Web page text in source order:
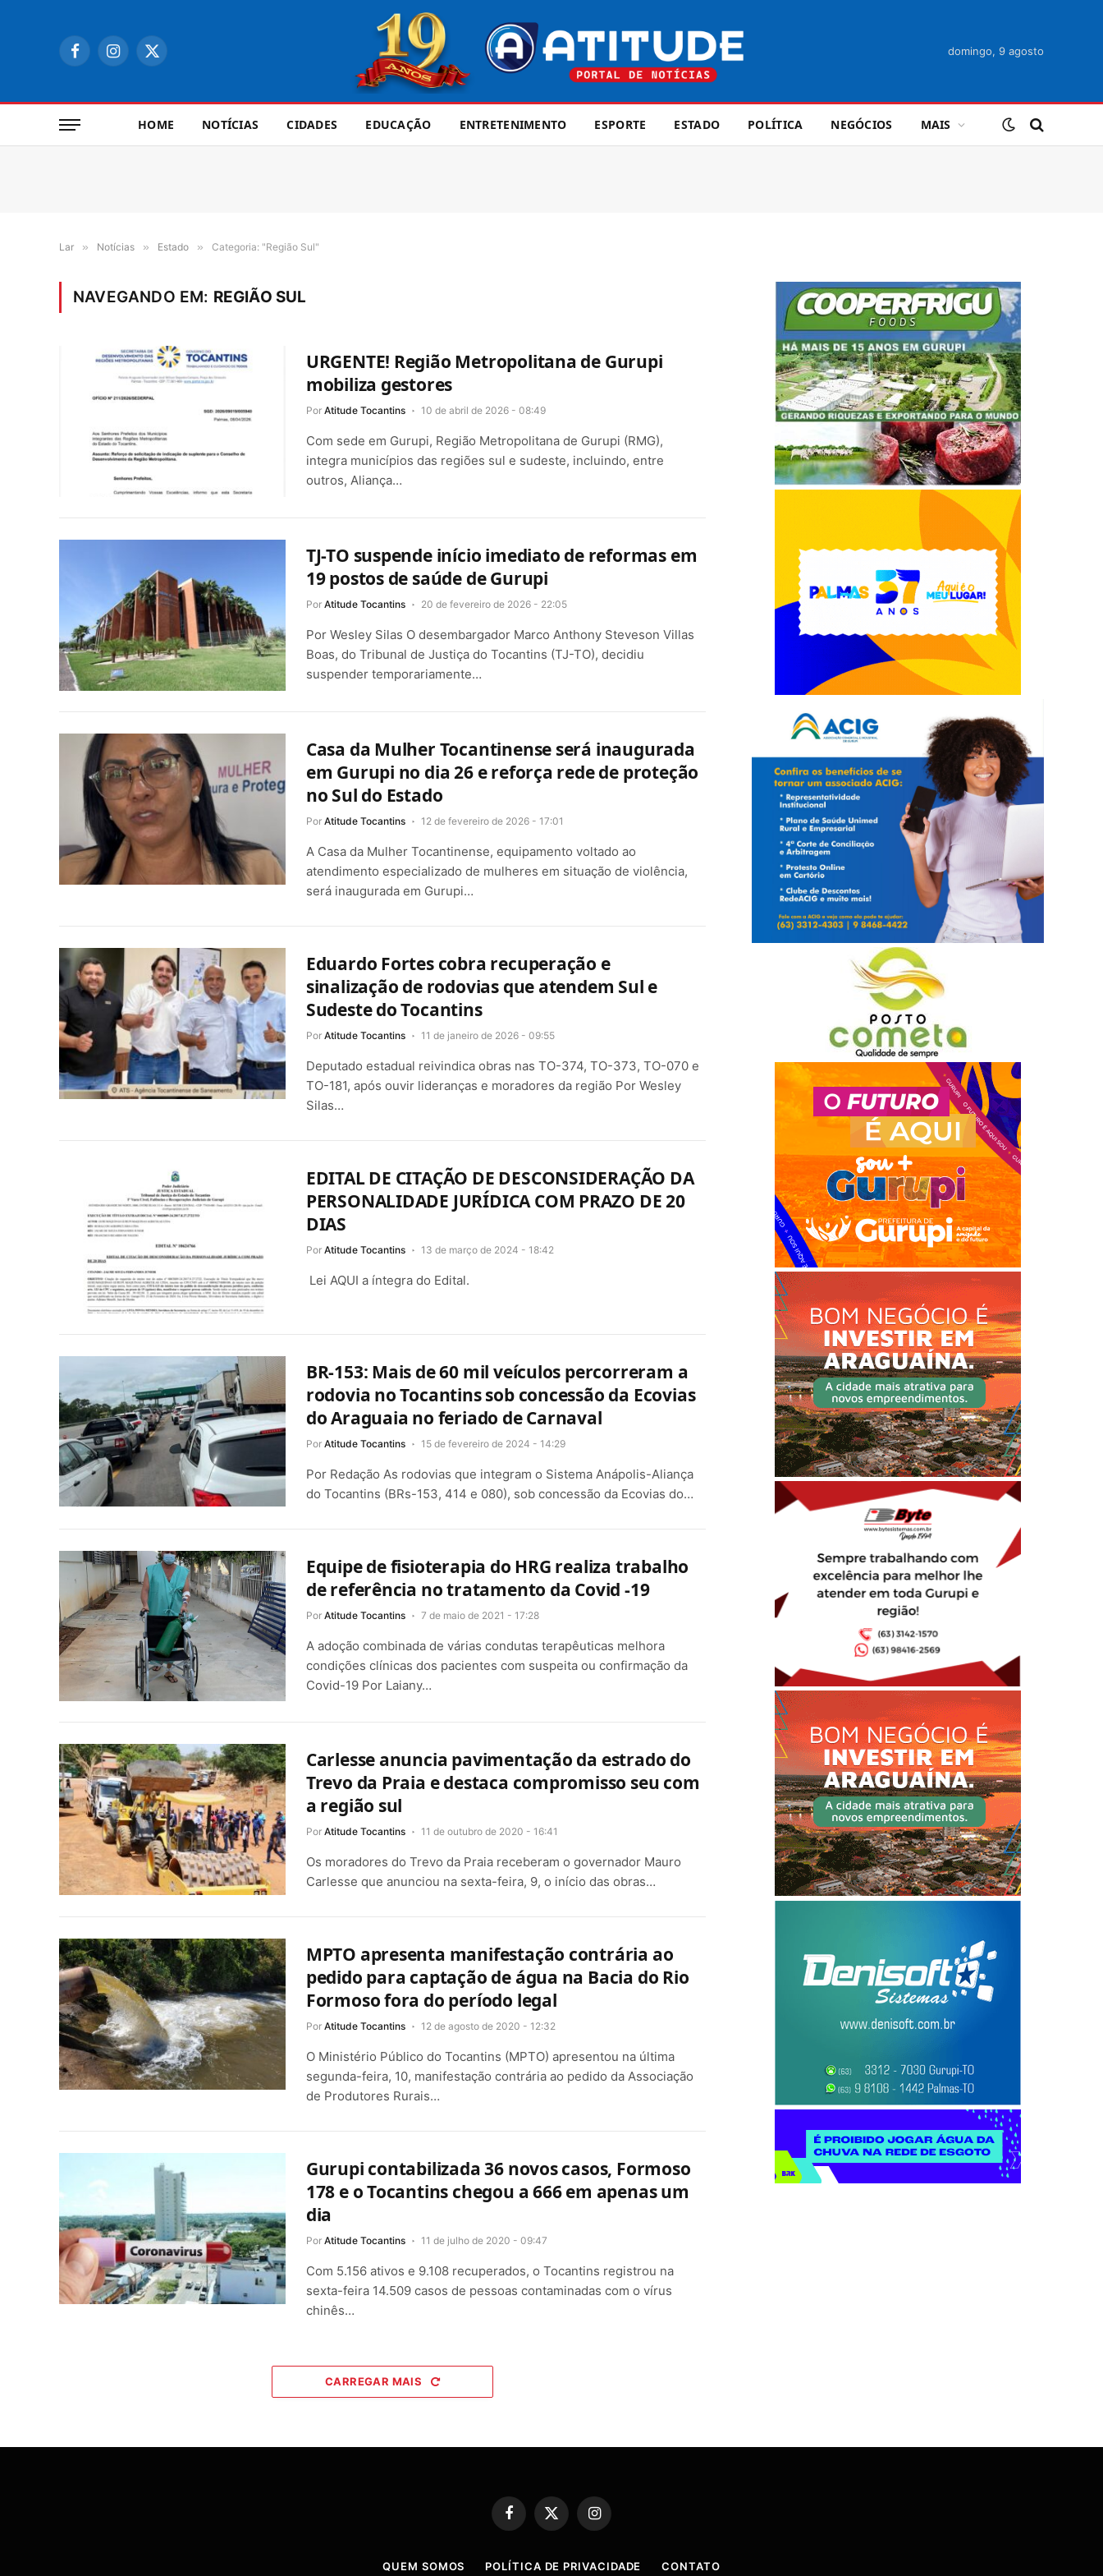
FacebookInstagram
X
domingo, 9 agosto
HOME NOTÍCIAS CIDADES EDUCAÇÃO ENTRETENIMENTO ESPORTE ESTADO POLÍTICA NEGÓCIOS MAIS
Lar » Notícias » Estado » Categoria: "Região Sul"
NAVEGANDO EM: REGIÃO SUL
URGENTE! Região Metropolitana de Gurupi
mobiliza gestores
Por Atitude Tocantins 10 de abril de 2026 - 08:49
Com sede em Gurupi, Região Metropolitana de Gurupi (RMG),
integra municípios das regiões sul e sudeste, incluindo, entre
outros, Aliança…
TJ-TO suspende início imediato de reformas em
19 postos de saúde de Gurupi
Por Atitude Tocantins 20 de fevereiro de 2026 - 22:05
Por Wesley Silas O desembargador Marco Anthony Steveson Villas
Boas, do Tribunal de Justiça do Tocantins (TJ-TO), decidiu
suspender temporariamente…
Casa da Mulher Tocantinense será inaugurada
em Gurupi no dia 26 e reforça rede de proteção
no Sul do Estado
Por Atitude Tocantins 12 de fevereiro de 2026 - 17:01
A Casa da Mulher Tocantinense, equipamento voltado ao
atendimento especializado de mulheres em situação de violência,
será inaugurada em Gurupi…
Eduardo Fortes cobra recuperação e
sinalização de rodovias que atendem Sul e
Sudeste do Tocantins
Por Atitude Tocantins 11 de janeiro de 2026 - 09:55
Deputado estadual reivindica obras nas TO-374, TO-373, TO-070 e
TO-181, após ouvir lideranças e moradores da região Por Wesley
Silas…
EDITAL DE CITAÇÃO DE DESCONSIDERAÇÃO DA
PERSONALIDADE JURÍDICA COM PRAZO DE 20
DIAS
Por Atitude Tocantins 13 de março de 2024 - 18:42
Lei AQUI a íntegra do Edital.
BR-153: Mais de 60 mil veículos percorreram a
rodovia no Tocantins sob concessão da Ecovias
do Araguaia no feriado de Carnaval
Por Atitude Tocantins 15 de fevereiro de 2024 - 14:29
Por Redação As rodovias que integram o Sistema Anápolis-Aliança
do Tocantins (BRs-153, 414 e 080), sob concessão da Ecovias do…
Equipe de fisioterapia do HRG realiza trabalho
de referência no tratamento da Covid -19
Por Atitude Tocantins 7 de maio de 2021 - 17:28
A adoção combinada de várias condutas terapêuticas melhora
condições clínicas dos pacientes com suspeita ou confirmação da
Covid-19 Por Laiany…
Carlesse anuncia pavimentação da estrado do
Trevo da Praia e destaca compromisso seu com
a região sul
Por Atitude Tocantins 11 de outubro de 2020 - 16:41
Os moradores do Trevo da Praia receberam o governador Mauro
Carlesse que anunciou na sexta-feira, 9, o início das obras…
MPTO apresenta manifestação contrária ao
pedido para captação de água na Bacia do Rio
Formoso fora do período legal
Por Atitude Tocantins 12 de agosto de 2020 - 12:32
O Ministério Público do Tocantins (MPTO) apresentou na última
segunda-feira, 10, manifestação contrária ao pedido da Associação
de Produtores Rurais…
Gurupi contabilizada 36 novos casos, Formoso
178 e o Tocantins chegou a 666 em apenas um
dia
Por Atitude Tocantins 11 de julho de 2020 - 09:47
Com 5.156 ativos e 9.108 recuperados, o Tocantins registrou na
sexta-feira 14.509 casos de pessoas contaminadas com o vírus
chinês…
CARREGAR MAIS
Facebook
X
Instagram
QUEM SOMOS POLÍTICA DE PRIVACIDADE CONTATO